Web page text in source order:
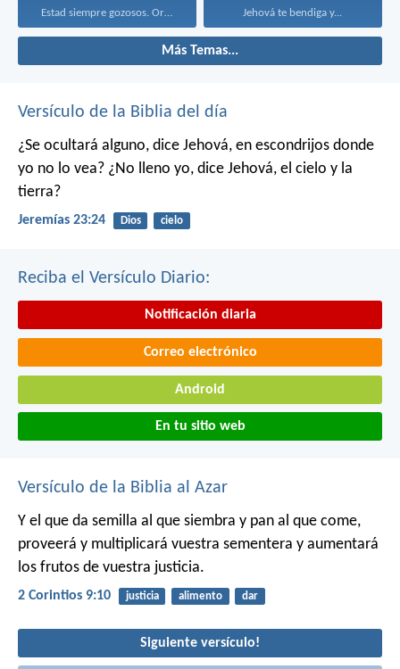
Estad siempre gozosos. Orad... Jehová te bendiga y...
Más Temas...
Versículo de la Biblia del día
¿Se ocultará alguno, dice Jehová, en escondrijos donde
yo no lo vea? ¿No lleno yo, dice Jehová, el cielo y la
tierra?
Jeremías 23:24 Dios cielo
Reciba el Versículo Diario:
Notificación diaria
Correo electrónico
Android
En tu sitio web
Versículo de la Biblia al Azar
Y el que da semilla al que siembra y pan al que come,
proveerá y multiplicará vuestra sementera y aumentará
los frutos de vuestra justicia.
2 Corintios 9:10 justicia alimento dar
Siguiente versículo!